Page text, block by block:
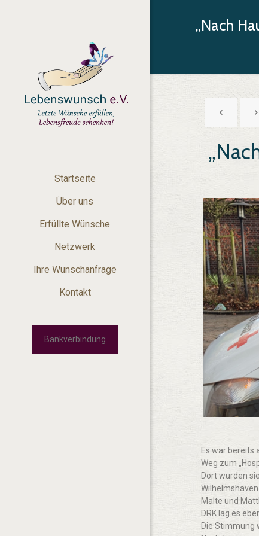
Startseite
Über uns
Erfüllte Wünsche
Netzwerk
Ihre Wunschanfrage
Kontakt
Bankverbindung
„Nach
Es war bereits
Weg zum
Dort wurden
Malte und
DRK lag es
Die Stimmung